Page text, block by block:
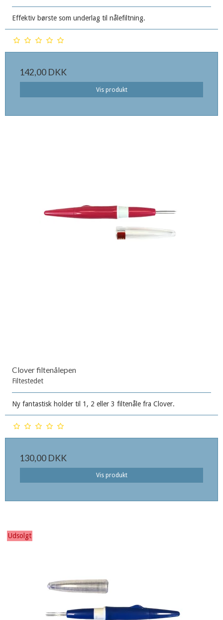
Effektiv børste som underlag til nålefiltning.
142,00 DKK
Vis produkt
Clover filtenålepen
Filtestedet
Ny fantastisk holder til 1, 2 eller 3 filtenåle fra Clover.
130,00 DKK
Vis produkt
Udsolgt